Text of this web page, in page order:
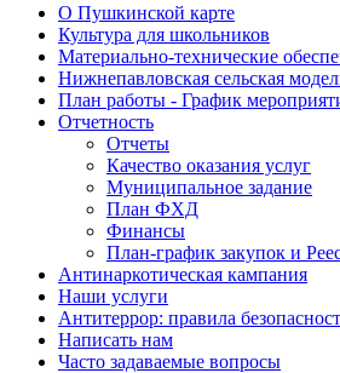
О Пушкинской карте
Культура для школьников
Материально-технические
Нижнепавловская сельская
План работы - График
Отчетность
Отчеты
Качество оказания услуг
Муниципальное задание
План ФХД
Финансы
План-график закупок и
Антинаркотическая кампания
Наши услуги
Антитеррор: правила
Написать нам
Часто задаваемые вопросы